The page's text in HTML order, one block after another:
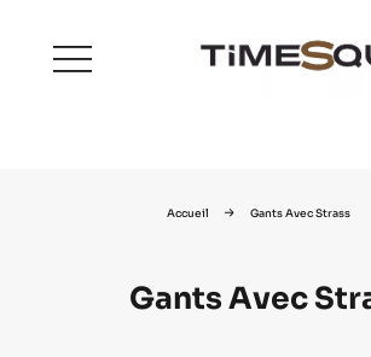
menu
Accueil Gants Avec Strass
Gants Avec